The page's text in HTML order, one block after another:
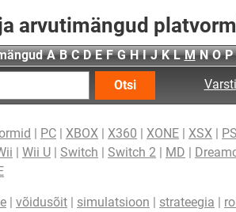
arvutimängud
A B C D E F G H I J K L M N O P
Otsi
| PC | XBOX | X360 | XONE | XSX | PS
| Wii U | Switch | Switch 2 | MD |
| võidusõit | simulatsioon | strateegia |